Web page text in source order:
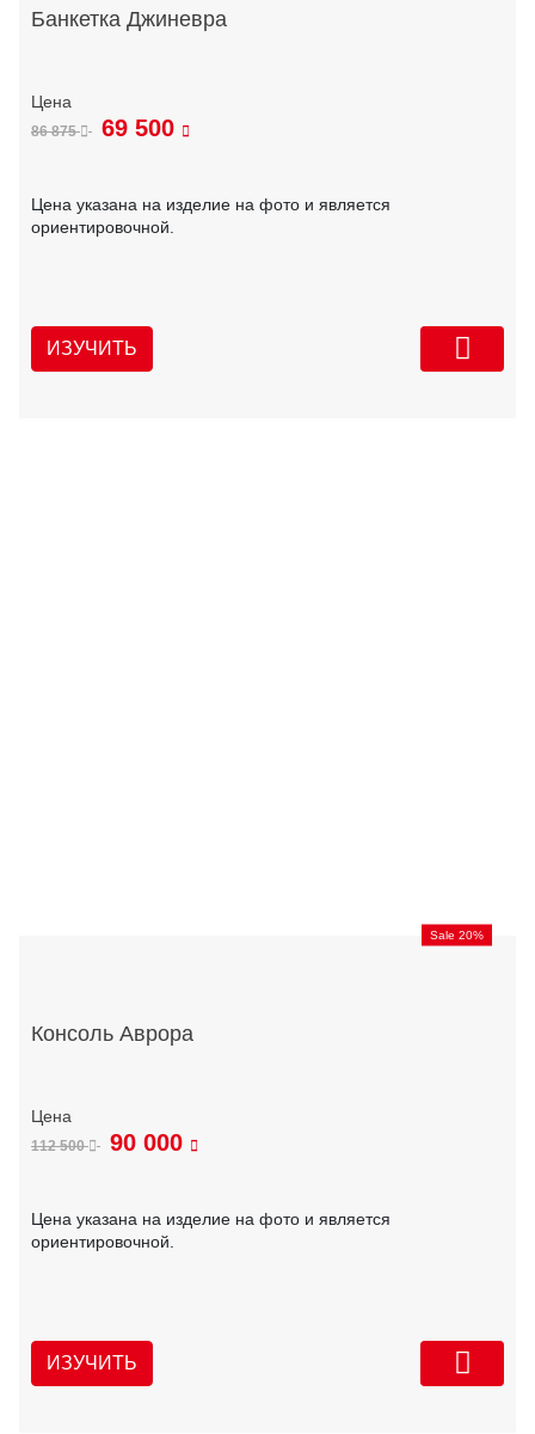
Банкетка Джиневра
86 875 69 500
Цена указана на изделие на фото и является
ориентировочной.
ИЗУЧИТЬ
Sale 20%
Консоль Аврора
112 500 90 000
Цена указана на изделие на фото и является
ориентировочной.
ИЗУЧИТЬ